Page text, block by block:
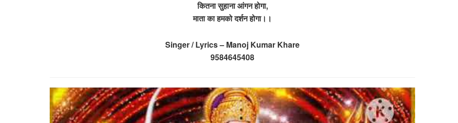
कितना सुहाना आंगन होगा,
माता का हमको दर्शन होगा।।
Singer / Lyrics – Manoj Kumar Khare
9584645408